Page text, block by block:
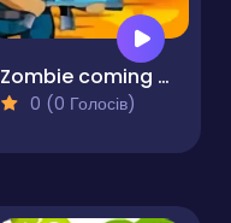
Zombie coming - roguelike siege
0 (0 Голосів)